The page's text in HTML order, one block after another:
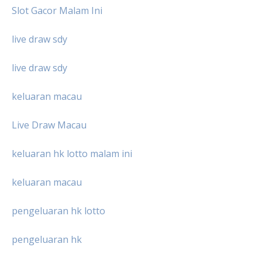
Slot Gacor Malam Ini
live draw sdy
live draw sdy
keluaran macau
Live Draw Macau
keluaran hk lotto malam ini
keluaran macau
pengeluaran hk lotto
pengeluaran hk